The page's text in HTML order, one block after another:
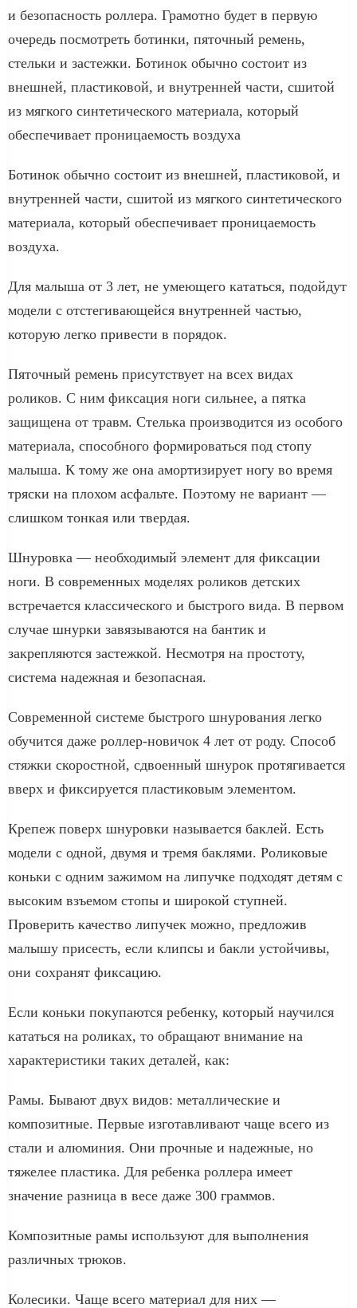
и безопасность роллера. Грамотно будет в первую
очередь посмотреть ботинки, пяточный ремень,
стельки и застежки. Ботинок обычно состоит из
внешней, пластиковой, и внутренней части, сшитой
из мягкого синтетического материала, который
обеспечивает проницаемость воздуха
Ботинок обычно состоит из внешней, пластиковой, и
внутренней части, сшитой из мягкого синтетического
материала, который обеспечивает проницаемость
воздуха.
Для малыша от 3 лет, не умеющего кататься, подойдут
модели с отстегивающейся внутренней частью,
которую легко привести в порядок.
Пяточный ремень присутствует на всех видах
роликов. С ним фиксация ноги сильнее, а пятка
защищена от травм. Стелька производится из особого
материала, способного формироваться под стопу
малыша. К тому же она амортизирует ногу во время
тряски на плохом асфальте. Поэтому не вариант —
слишком тонкая или твердая.
Шнуровка — необходимый элемент для фиксации
ноги. В современных моделях роликов детских
встречается классического и быстрого вида. В первом
случае шнурки завязываются на бантик и
закрепляются застежкой. Несмотря на простоту,
система надежная и безопасная.
Современной системе быстрого шнурования легко
обучится даже роллер-новичок 4 лет от роду. Способ
стяжки скоростной, сдвоенный шнурок протягивается
вверх и фиксируется пластиковым элементом.
Крепеж поверх шнуровки называется баклей. Есть
модели с одной, двумя и тремя баклями. Роликовые
коньки с одним зажимом на липучке подходят детям с
высоким взъемом стопы и широкой ступней.
Проверить качество липучек можно, предложив
малышу присесть, если клипсы и бакли устойчивы,
они сохранят фиксацию.
Если коньки покупаются ребенку, который научился
кататься на роликах, то обращают внимание на
характеристики таких деталей, как:
Рамы. Бывают двух видов: металлические и
композитные. Первые изготавливают чаще всего из
стали и алюминия. Они прочные и надежные, но
тяжелее пластика. Для ребенка роллера имеет
значение разница в весе даже 300 граммов.
Композитные рамы используют для выполнения
различных трюков.
Колесики. Чаще всего материал для них —